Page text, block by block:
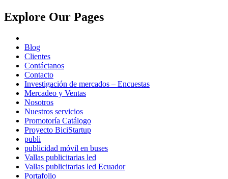
Explore Our Pages
Blog
Clientes
Contáctanos
Contacto
Investigación de mercados – Encuestas
Mercadeo y Ventas
Nosotros
Nuestros servicios
Promotoría Catálogo
Proyecto BiciStartup
publi
publicidad móvil en buses
Vallas publicitarias led
Vallas publicitarias led Ecuador
Portafolio